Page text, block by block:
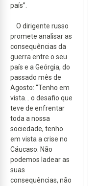
país”.
O dirigente russo
promete analisar as
consequências da
guerra entre o seu
país e a Geórgia, do
passado mês de
Agosto: “Tenho em
vista... o desafio que
teve de enfrentar
toda a nossa
sociedade, tenho
em vista a crise no
Cáucaso. Não
podemos ladear as
suas
consequências, não